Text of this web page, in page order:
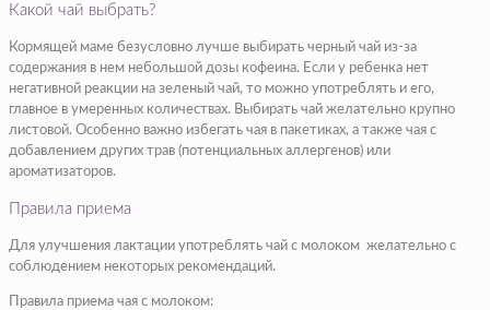
Какой чай выбрать?
Кормящей маме безусловно лучше выбирать черный чай из-за
содержания в нем небольшой дозы кофеина. Если у ребенка нет
негативной реакции на зеленый чай, то можно употреблять и его,
главное в умеренных количествах. Выбирать чай желательно крупно
листовой. Особенно важно избегать чая в пакетиках, а также чая с
добавлением других трав (потенциальных аллергенов) или
ароматизаторов.
Правила приема
Для улучшения лактации употреблять чай с молоком желательно с
соблюдением некоторых рекомендаций.
Правила приема чая с молоком: